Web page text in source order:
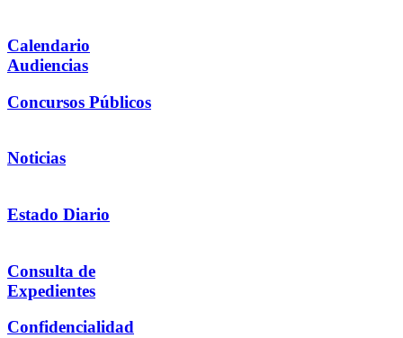
Calendario
Audiencias
Concursos Públicos
Noticias
Estado Diario
Consulta de
Expedientes
Confidencialidad